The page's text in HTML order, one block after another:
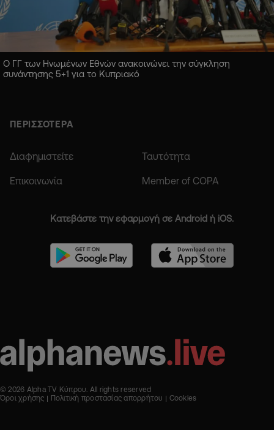
Ο ΓΓ των Ηνωμένων Εθνών ανακοινώνει την σύγκληση
συνάντησης 5+1 για το Κυπριακό
ΠΕΡΙΣΣΟΤΕΡΑ
Διαφημιστείτε Ταυτότητα
Επικοινωνία Member of COPA
Κατεβάστε την εφαρμογή σε Android ή iOS.
© 2026 Alpha TV Κύπρου. All rights reserved
Όροι χρήσης
Πολιτική προστασίας απορρήτου Cookies